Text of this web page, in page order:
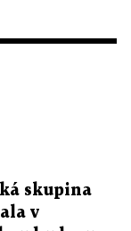
skupina
v